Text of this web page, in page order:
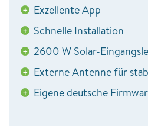
+ Exzellente App
+ Schnelle Installation
+ 2600 W Solar-
+ Externe Antenne für
+ Eigene deutsche